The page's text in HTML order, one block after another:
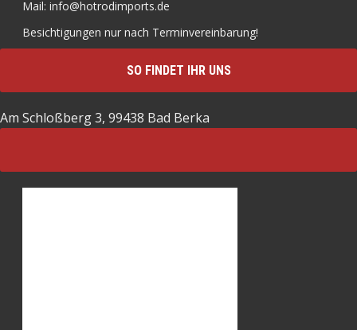
Mail: info@hotrodimports.de
Besichtigungen nur nach Terminvereinbarung!
SO FINDET IHR UNS
Am Schloßberg 3, 99438 Bad Berka